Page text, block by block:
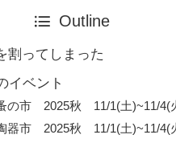
Outline
割ってしまった
イベント
の市 2025秋 11/1(土)~11/4(
器市 2025秋 11/1(土)~11/4(